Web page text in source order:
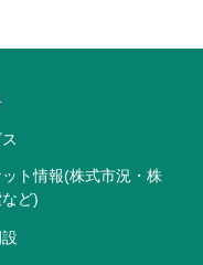
ト情報(株式市況・株
ど)